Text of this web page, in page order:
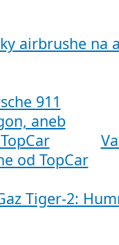
airbrushe na
911
od TopCar
Tiger-2: